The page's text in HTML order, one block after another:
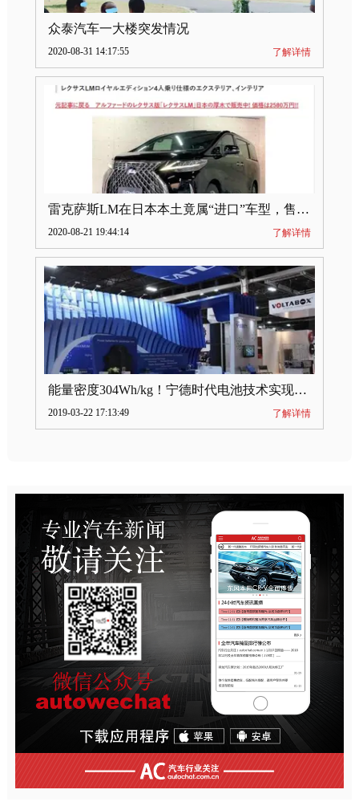
众泰汽车一大楼突发情况
2020-08-31 14:17:55 了解详情
雷克萨斯LM在日本本土竟属“进口”车型，售价2580万日元
2020-08-21 19:44:14 了解详情
能量密度304Wh/kg！宁德时代电池技术实现突破
2019-03-22 17:13:49 了解详情